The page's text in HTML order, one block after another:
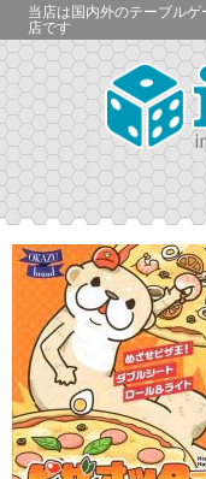
当店は国内外のテーブル
店です